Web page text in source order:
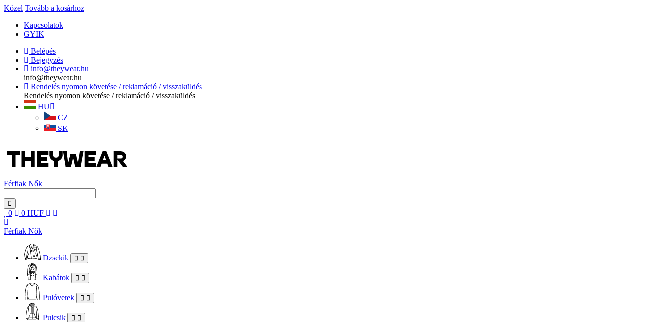
Közel Tovább a kosárhoz
Kapcsolatok
GYIK
Belépés
Bejegyzés
info@theywear.hu
info@theywear.hu
Rendelés nyomon követése / reklamáció / visszaküldés
Rendelés nyomon követése / reklamáció / visszaküldés
HU
CZ
SK
Férfiak Nők
0 0 HUF
Férfiak Nők
Dzsekik
Kabátok
Pulóverek
Pulcsik